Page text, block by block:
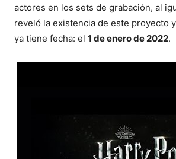
actores en los sets de grabación, al
reveló la existencia de este proyecto
ya tiene fecha: el 1 de enero de 2022.